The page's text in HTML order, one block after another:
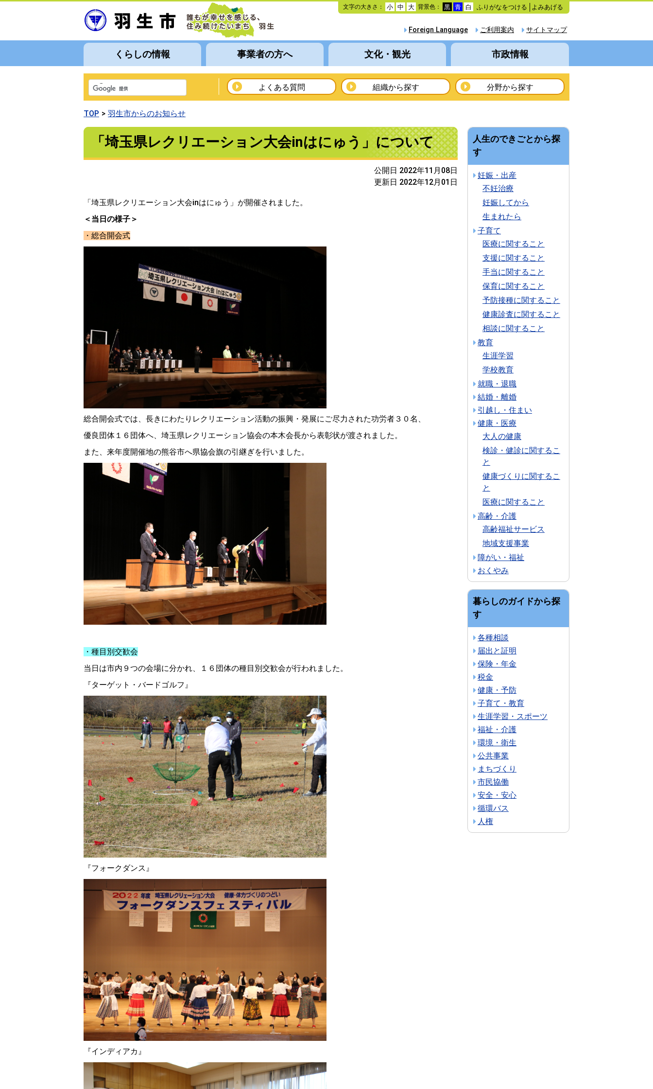
本
文
動
文字の大きさ： 小 中 大 背景色： 黒 青 白 ふりがなをつける よみあげる
サイトマップ
ご利用案内
Foreign Language
くらしの情報 事業者の方へ 文化・観光 市政情報
よくある質問 組織から探す 分野から探す
TOP 羽生市からのお知らせ
「埼玉県レクリエーション大会inはにゅう」について
公開日 2022年11月08日
更新日 2022年12月01日
「埼玉県レクリエーション大会inはにゅう」が開催されました。
＜当日の様子＞
・総合開会式
総合開会式では、長きにわたりレクリエーション活動の振興・発展にご尽力された功労者３０名、
優良団体１６団体へ、埼玉県レクリエーション協会の本木会長から表彰状が渡されました。
また、来年度開催地の熊谷市へ県協会旗の引継ぎを行いました。
・種目別交歓会
当日は市内９つの会場に分かれ、１６団体の種目別交歓会が行われました。
『ターゲット・バードゴルフ』
『フォークダンス』
『インディアカ』
人生のできごとから探
す
妊娠・出産
不妊治療
妊娠してから
生まれたら
子育て
医療に関すること
支援に関すること
手当に関すること
保育に関すること
予防接種に関すること
健康診査に関すること
相談に関すること
教育
生涯学習
学校教育
就職・退職
結婚・離婚
引越し・住まい
健康・医療
大人の健康
検診・健診に関するこ
と
健康づくりに関するこ
と
医療に関すること
高齢・介護
高齢福祉サービス
地域支援事業
障がい・福祉
おくやみ
暮らしのガイドから探
す
各種相談
届出と証明
保険・年金
税金
健康・予防
子育て・教育
生涯学習・スポーツ
福祉・介護
環境・衛生
公共事業
まちづくり
市民協働
安全・安心
循環バス
人権